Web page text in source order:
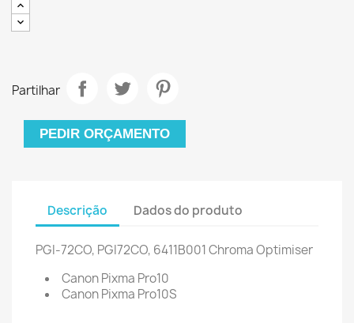
Partilhar
PEDIR ORÇAMENTO
Descrição Dados do produto
PGI-72CO, PGI72CO, 6411B001Chroma Optimiser
Canon Pixma Pro10
Canon Pixma Pro10S